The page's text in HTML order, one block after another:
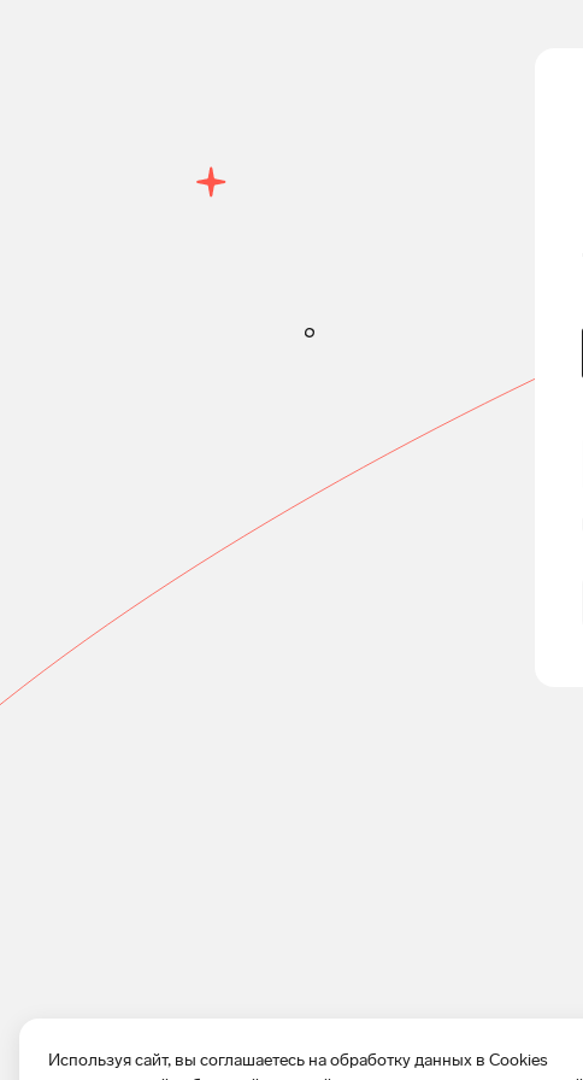
Используя сайт, вы соглашаетесь на обработку данных в Cookies